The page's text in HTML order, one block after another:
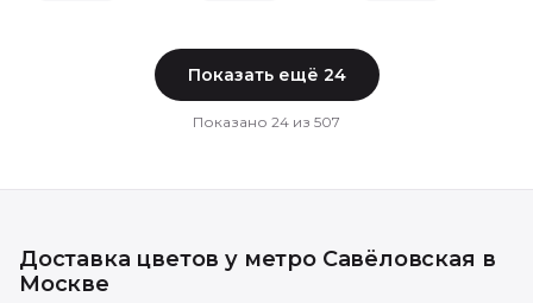
Показать ещё 24
Показано 24 из 507
Доставка цветову метро Савёловская в
Москве